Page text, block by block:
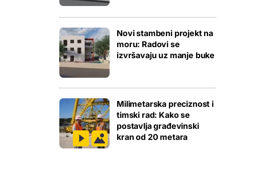
Novi stambeni projekt na
moru: Radovi se
izvršavaju uz manje buke
Milimetarska preciznost i
timski rad: Kako se
postavlja građevinski
kran od 20 metara